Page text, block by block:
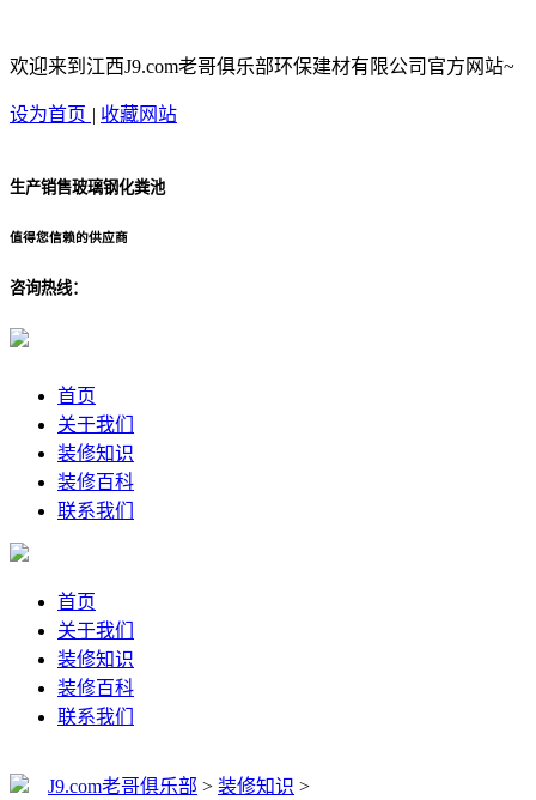
欢迎来到江西J9.com老哥俱乐部环保建材有限公司官方网站~
设为首页 | 收藏网站
生产销售玻璃钢化粪池
值得您信赖的供应商
咨询热线：
首页
关于我们
装修知识
装修百科
联系我们
首页
关于我们
装修知识
装修百科
联系我们
J9.com老哥俱乐部 > 装修知识 >